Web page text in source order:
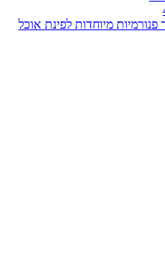
מיוחדות לפינת אוכל